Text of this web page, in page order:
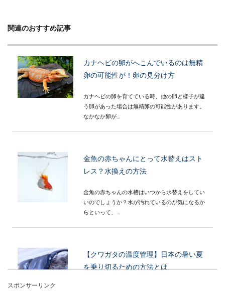
関連のおすすめ記事
カナヘビの卵がへこんでいるのは無精
卵の可能性が！卵の見分け方
カナヘビの卵を育てている時、他の卵と様子が違
う卵があった場合は無精卵の可能性があります。
なかなか卵が...
金魚の赤ちゃんにとって水替えはスト
レス？水換えの方法
金魚の赤ちゃんの水槽はいつから水替えをしてい
いのでしょうか？水が汚れているのが気になるか
らといって、...
【クワガタの温度管理】日本の暑い夏
を乗り切るための方法とは
スポンサーリンク